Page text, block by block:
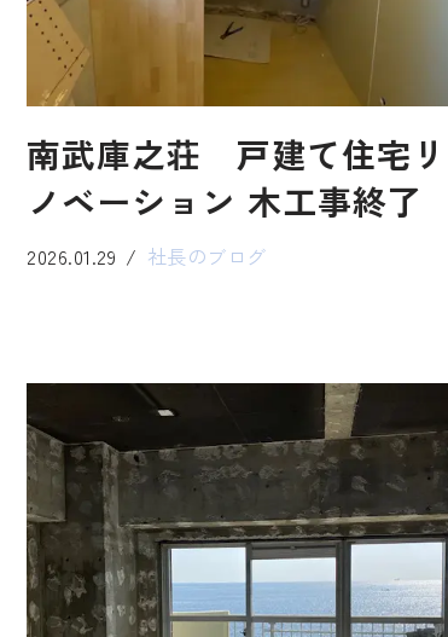
南武庫之荘 戸建て住宅リ
ノベーション 木工事終了
2026.01.29 社長のブログ